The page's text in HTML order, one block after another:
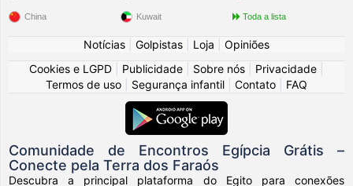
China Kuwait Toda a lista
Notícias Golpistas Loja
Opiniões
Cookies e LGPD
Publicidade Sobre nós Privacidade
Termos de uso
Segurança infantil Contato FAQ
Comunidade de Encontros Egípcia Grátis –
Conecte pela Terra dos Faraós
Descubra a principal plataforma do Egito para conexões